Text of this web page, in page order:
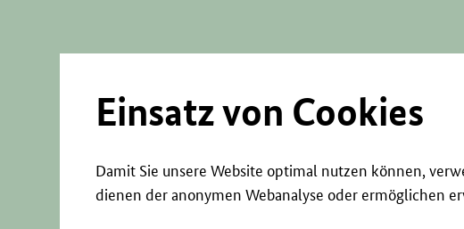
Einsatz von Cookies
Damit Sie unsere Website optimal nutzen können,
dienen der anonymen Webanalyse oder ermöglichen